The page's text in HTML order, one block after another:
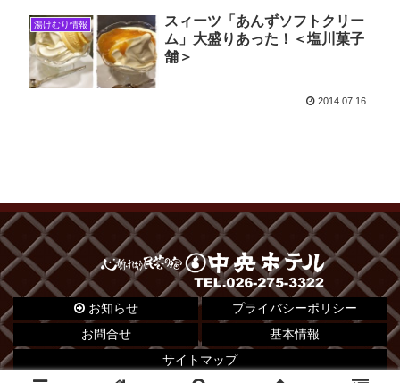
湯けむり情報
スィーツ「あんずソフトクリー
ム」大盛りあった！＜塩川菓子
舗＞
2014.07.16
お知らせ
プライバシーポリシー
お問合せ
基本情報
サイトマップ